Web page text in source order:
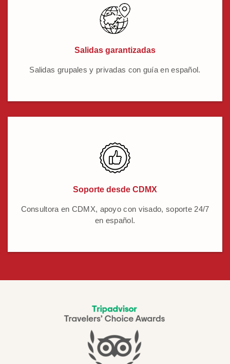
Salidas garantizadas
Salidas grupales y privadas con guía en español.
Soporte desde CDMX
Consultora en CDMX, apoyo con visado, soporte 24/7
en español.